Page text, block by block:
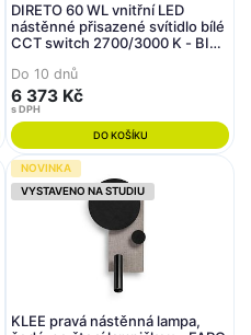
DIRETO 60 WL vnitřní LED
nástěnné přisazené svítidlo bílé
CCT switch 2700/3000 K - BIG
Do 10 dnů
6 373 Kč
s DPH
DO KOŠÍKU
NOVINKA
VYSTAVENO NA STUDIU
KLEE pravá nástěnná lampa,